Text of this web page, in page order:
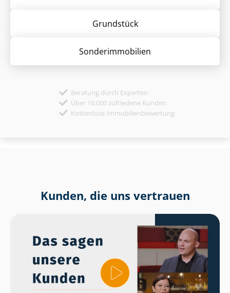
Grund­stück
Sonder­immobilien
Beratung durch Experten
Über 10.000 zufriedene Kunden
Kostenlose Immobilienbewertung
Kunden, die uns vertrauen